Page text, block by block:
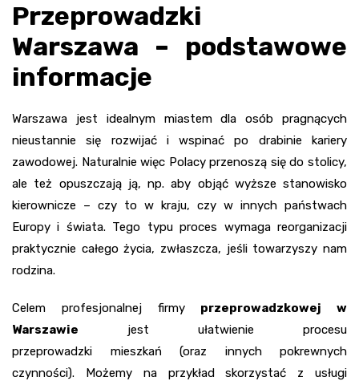
Przeprowadzki
Warszawa – podstawowe
informacje
Warszawa jest idealnym miastem dla osób pragnących
nieustannie się rozwijać i wspinać po drabinie kariery
zawodowej. Naturalnie więc Polacy przenoszą się do stolicy,
ale też opuszczają ją, np. aby objąć wyższe stanowisko
kierownicze – czy to w kraju, czy w innych państwach
Europy i świata. Tego typu proces wymaga reorganizacji
praktycznie całego życia, zwłaszcza, jeśli towarzyszy nam
rodzina.
Celem profesjonalnej firmy przeprowadzkowej w
Warszawie jest ułatwienie procesu
przeprowadzki mieszkań (oraz innych pokrewnych
czynności). Możemy na przykład skorzystać z usługi